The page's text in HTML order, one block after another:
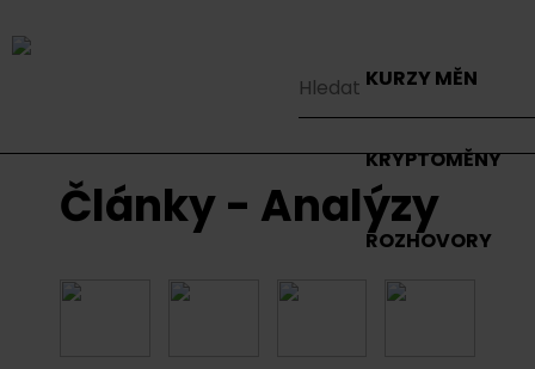
KURZY MĚN
KRYPTOMĚNY
ROZHOVORY
Články - Analýzy